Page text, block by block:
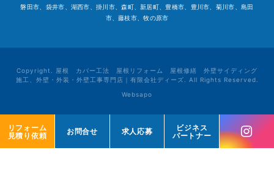
リフォーム
見積り依頼
お問合せ 求人応募
ビジネス
パートナー
リフォーム
見積り依頼
お問合せ 求人応募
ビジネス
パートナー
磐田市、袋井市、湖西市、掛川市、森町、新居町、豊橋市、豊川市、菊川市、島田
市、藤枝市、牧の原市
Copyright. 屋根 カバー工法 屋根リフォーム 屋根修繕 外壁サイディング
施工、外壁・外装・外壁工事専門店｜有限会社ディーズ. All Rights Reserved.
Websapo